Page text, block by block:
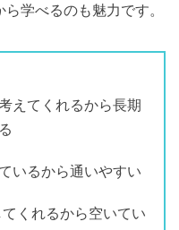
学べるのも魅力です。
えてくれるから長期
いるから通いやすい
くれるから空いてい